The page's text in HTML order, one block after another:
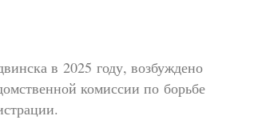
в 2025 году, возбуждено
комиссии по борьбе